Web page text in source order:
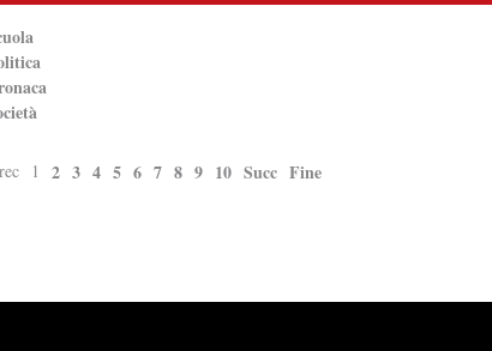
1 2 3 4 5 6 7 8 9 10 Succ Fine